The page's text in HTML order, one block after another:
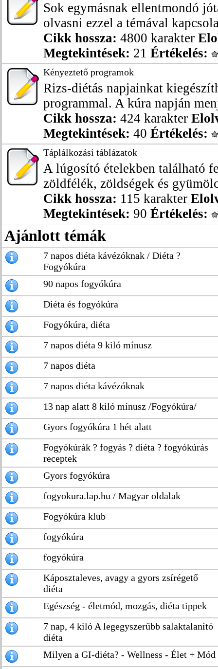
Sok egymásnak ellentmondó
olvasni ezzel a témával
Cikk hossza: 4800 karakter
Megtekintések: 21 Értékelés:
Kényeztető programok
Rizs-diétás napjainkat
programmal. A kúra napján
Cikk hossza: 424 karakter
Megtekintések: 40 Értékelés:
Táplálkozási táblázatok
A lúgosító ételekben található
zöldfélék, zöldségek és
Cikk hossza: 115 karakter
Megtekintések: 90 Értékelés:
Ajánlott témák
7 napos diéta kávézóknak / Diéta ?
Fogyókúra
90 napos fogyókúra
Diéta és fogyókúra
Fogyókúra, diéta
7 napos diéta 9 kiló mínusz
7 napos diéta
7 napos diéta kávézóknak
13 nap alatt 8 kiló mínusz /Fogyókúra/
Gyors fogyókúra 1 hét alatt
Fogyókúrák ? fogyás ? diéta ? fogyókúrás
receptek
Gyors fogyókúra
fogyokura.lap.hu / Magyar oldalak
Fogyókúra klub
fogyókúra
fogyókúra
Káposztaleves, avagy a gyors zsírégető
diéta
Egészség - életmód, mozgás, diéta tippek
7 nap, 4 kiló A legegyszerűbb salaktalanító
diéta
Milyen a GI-diéta? - Wellness - Élet + Mód